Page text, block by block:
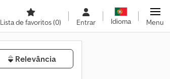
Lista de favoritos(0) Entrar Idioma Menu
Relevância